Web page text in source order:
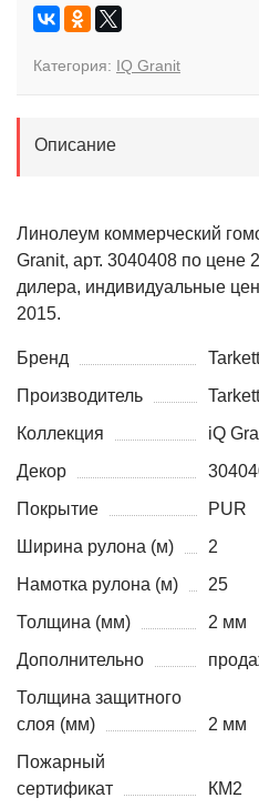
Категория: IQ Granit
Описание
Линолеум коммерческий
Granit, арт. 3040408 по цене
дилера, индивидуальные
2015.
Бренд
Производитель
Коллекция
iQ
Декор
Покрытие
PUR
Ширина рулона (м)
2
Намотка рулона (м)
25
Толщина (мм)
2 мм
Дополнительно
Толщина защитного
слоя (мм)
2 мм
Пожарный
сертификат
КМ2